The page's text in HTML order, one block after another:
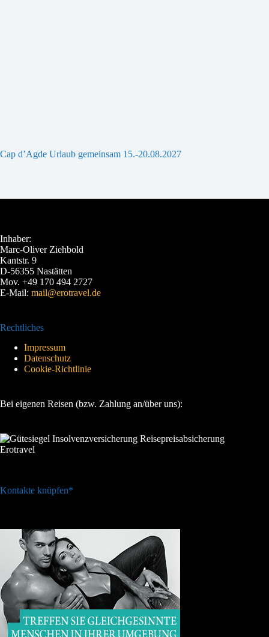
Cap d’Agde Urlaub gemeinsam 15.-20.08.2027
Inhaber:
Marc-Oliver Ziehbold
Kantstr. 9
D-56355 Nastätten
Mov. +49 170 494 2727
E-Mail: mail@erotravel.de
Rechtliches
Impressum
Datenschutz
Cookie-Richtlinie
Bei eigenen Reisen (bzw. Zahlung an/über uns):
Kontakte knüpfen*